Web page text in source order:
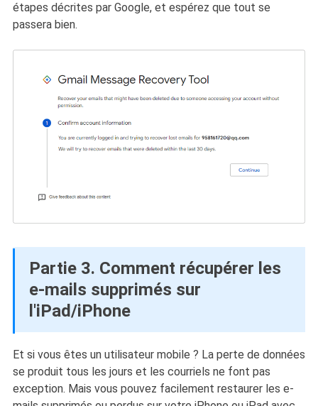
étapes décrites par Google, et espérez que tout se
passera bien.
Partie 3. Comment récupérer les
e-mails supprimés sur
l'iPad/iPhone
Et si vous êtes un utilisateur mobile ? La perte de données
se produit tous les jours et les courriels ne font pas
exception. Mais vous pouvez facilement restaurer les e-